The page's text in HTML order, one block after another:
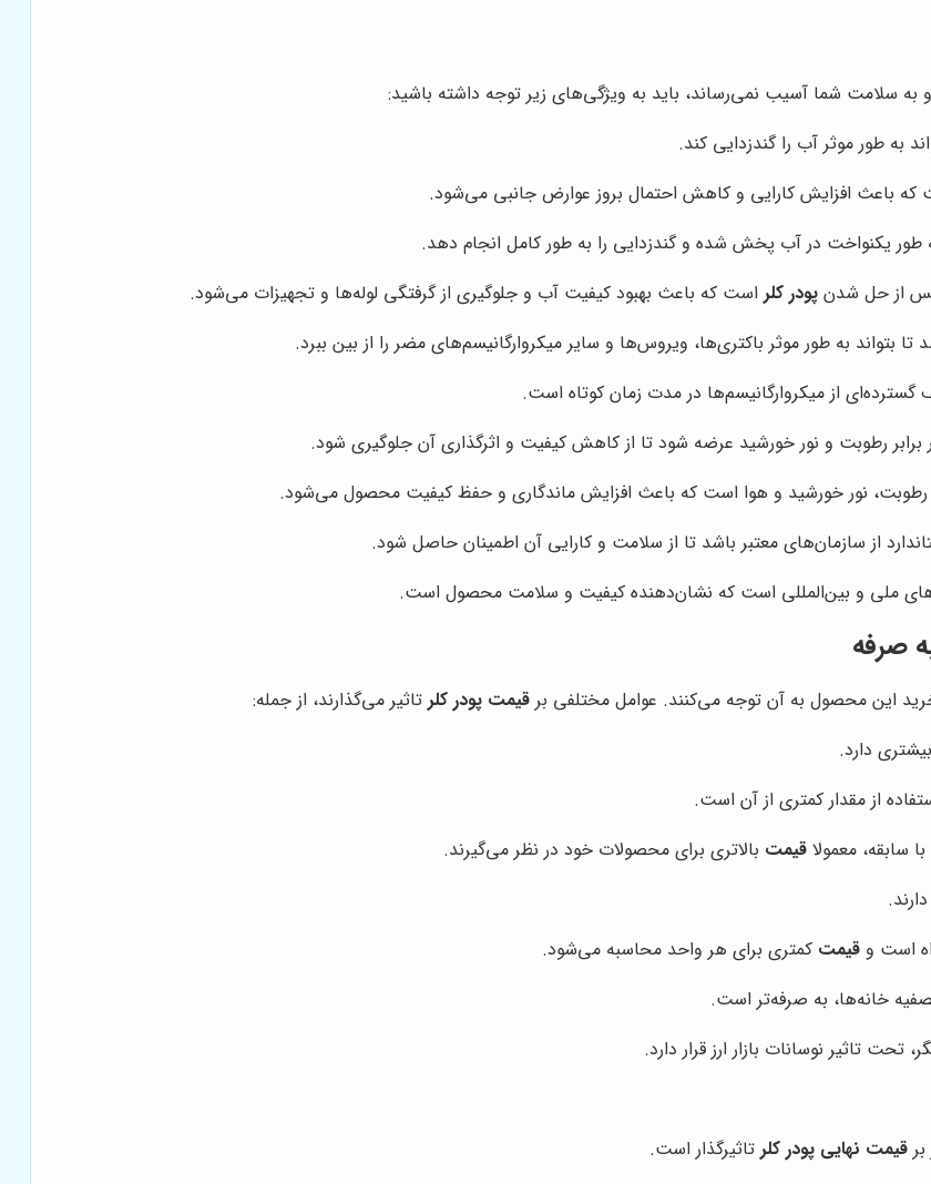
و به سلامت شما آسیب نمی‌رساند، باید به ویژگی‌های زیر توجه داشته باشید:
به طور موثر آب را گندزدایی کند.
که باعث افزایش کارایی و کاهش احتمال بروز عوارض جانبی می‌شود.
طور یکنواخت در آب پخش شده و گندزدایی را به طور کامل انجام دهد.
پس از حل شدن پودر کلر است که باعث بهبود کیفیت آب و جلوگیری از گرفتگی لوله‌ها و تجهیزات می‌شود.
تا بتواند به طور موثر باکتری‌ها، ویروس‌ها و سایر میکروارگانیسم‌های مضر را از بین ببرد.
گسترده‌ای از میکروارگانیسم‌ها در مدت زمان کوتاه است.
برابر رطوبت و نور خورشید عرضه شود تا از کاهش کیفیت و اثرگذاری آن جلوگیری شود.
رطوبت، نور خورشید و هوا است که باعث افزایش ماندگاری و حفظ کیفیت محصول می‌شود.
از سازمان‌های معتبر باشد تا از سلامت و کارایی آن اطمینان حاصل شود.
ملی و بین‌المللی است که نشان‌دهنده کیفیت و سلامت محصول است.
صرفه
این محصول به آن توجه می‌کنند. عوامل مختلفی بر قیمت پودر کلرتاثیر می‌گذارند، از جمله:
بیشتری دارد.
از مقدار کمتری از آن است.
سابقه، معمولا قیمت بالاتری برای محصولات خود در نظر می‌گیرند.
است و قیمت کمتری برای هر واحد محاسبه می‌شود.
خانه‌ها، به صرفه‌تر است.
تحت تاثیر نوسانات بازار ارز قرار دارد.
قیمت نهایی پودر کلرتاثیرگذار است.